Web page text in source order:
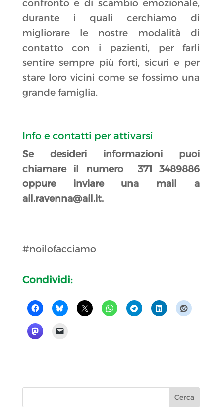
confronto e di scambio emozionale,
durante i quali cerchiamo di
migliorare le nostre modalità di
contatto con i pazienti, per farli
sentire sempre più forti, sicuri e per
stare loro vicini come se fossimo una
grande famiglia.
Info e contatti per attivarsi
Se desideri informazioni puoi
chiamare il numero 371 3489886
oppure inviare una mail a
ail.ravenna@ail.it.
#noilofacciamo
Condividi: